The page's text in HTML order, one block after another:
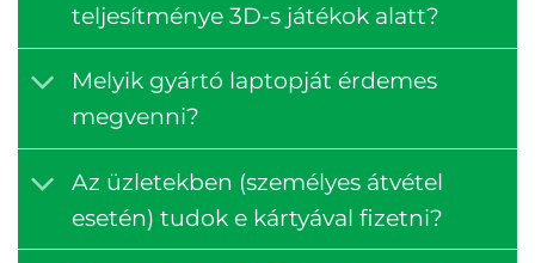
teljesítménye 3D-s játékok alatt?
Melyik gyártó laptopját érdemes
megvenni?
Az üzletekben (személyes átvétel
esetén) tudok e kártyával fizetni?